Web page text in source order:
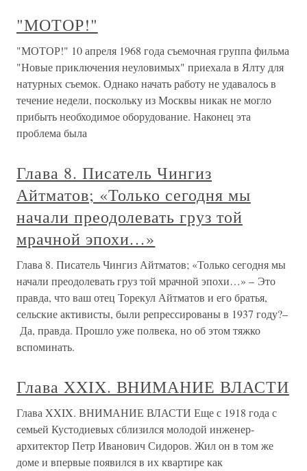
"МОТОР!"
"МОТОР!" 10 апреля 1968 года съемочная группа фильма
"Новые приключения неуловимых" приехала в Ялту для
натурных съемок. Однако начать работу не удавалось в
течение недели, поскольку из Москвы никак не могло
прибыть необходимое оборудование. Наконец эта
проблема была
Глава 8. Писатель Чингиз
Айтматов; «Только сегодня мы
начали преодолевать груз той
мрачной эпохи…»
Глава 8. Писатель Чингиз Айтматов; «Только сегодня мы
начали преодолевать груз той мрачной эпохи…» – Это
правда, что ваш отец Торекул Айтматов и его братья,
сельские активисты, были репрессированы в 1937 году?–
Да, правда. Прошло уже полвека, но об этом тяжко
вспоминать.
Глава XXIX. ВНИМАНИЕ ВЛАСТИ
Глава XXIX. ВНИМАНИЕ ВЛАСТИ Еще с 1918 года с
семьей Кустодиевых сблизился молодой инженер-
архитектор Петр Иванович Сидоров. Жил он в том же
доме и впервые появился в их квартире как